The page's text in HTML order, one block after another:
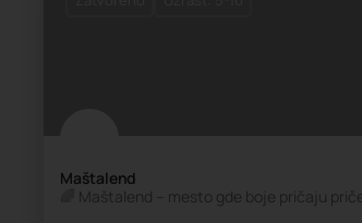
Maštalend